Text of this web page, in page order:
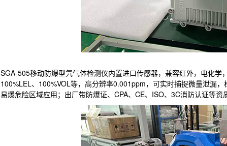
SGA-505移动防爆型氕气体检测仪内置进口传感器，兼容红外，电化学
100%LEL、100%VOL等，高分辨率0.001ppm，可实时捕捉微量泄漏
易爆危险区域应用；出厂带防爆证、CPA、CE、ISO、3C消防认证等资